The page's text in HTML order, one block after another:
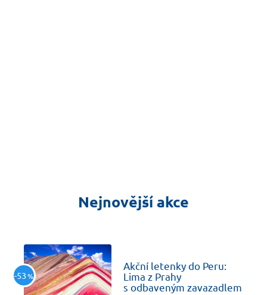
Nejnovější akce
-53%
Akční letenky do Peru:
Lima z Prahy
s odbaveným zavazadlem